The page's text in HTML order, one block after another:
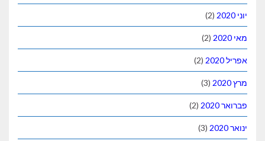
יוני 2020 (2)
מאי 2020 (2)
אפריל 2020 (2)
מרץ 2020 (3)
פברואר 2020 (2)
ינואר 2020 (3)